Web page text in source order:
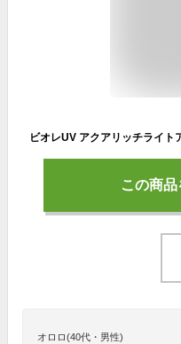
この商
オロロ(40代・男性)